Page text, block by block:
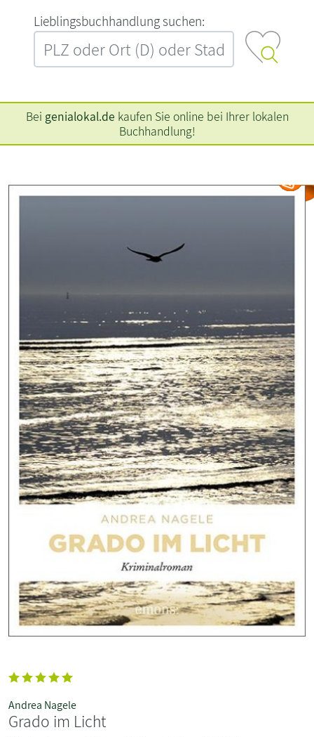
L‍i‍e‍b‍l‍i‍n‍g‍s‍b‍u‍c‍h‍h‍a‍n‍d‍l‍u‍n‍g‍ ‍s‍u‍c‍h‍e‍n‍:‍
Bei genialokal.de kaufen Sie online bei Ihrer lokalen
Buchhandlung!
Andrea Nagele
Grado im Licht